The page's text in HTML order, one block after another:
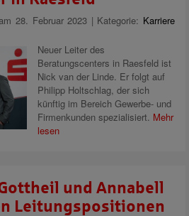
28. Februar 2023 | Kategorie: Karriere
Neuer Leiter des
Beratungscenters in Raesfeld ist
Nick van der Linde. Er folgt auf
Philipp Holtschlag, der sich
künftig im Bereich Gewerbe- und
Firmenkunden spezialisiert. Mehr
lesen
und Annabell
Leitungspositionen